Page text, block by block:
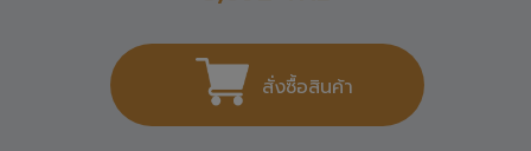
สั่งซื้อสินค้า